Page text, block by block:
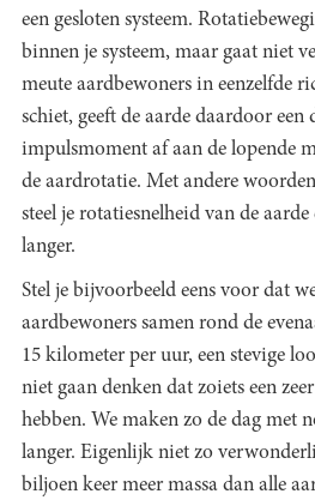
een gesloten systeem.
binnen je systeem, maar gaat niet
meute aardbewoners in eenzelfde
schiet, geeft de aarde daardoor een
impulsmoment af aan de lopende
de aardrotatie. Met andere
steel je rotatiesnelheid van de
langer.
Stel je bijvoorbeeld eens voor dat
aardbewoners samen rond de
15 kilometer per uur, een stevige
niet gaan denken dat zoiets een
hebben. We maken zo de dag met
langer. Eigenlijk niet zo
biljoen keer meer massa dan alle